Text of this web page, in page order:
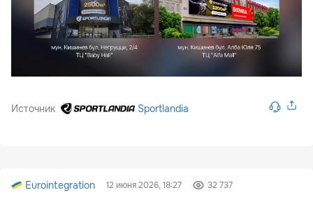
Источник Sportlandia
Eurointegration 12 июня 2026, 18:27 32 737